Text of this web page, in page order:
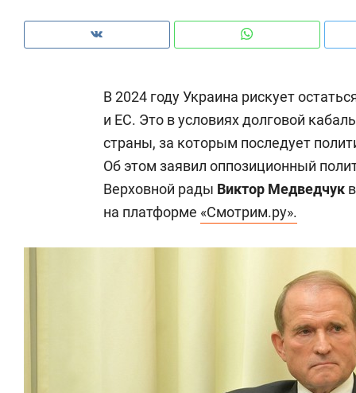
В 2024 году Украина рискует
и ЕС. Это в условиях долговой
страны, за которым последует
Об этом заявил оппозиционный
Верховной рады Виктор Медведчук
на платформе «Смотрим.ру».
Рекомендуем Рекомендуем
150
ID вместо